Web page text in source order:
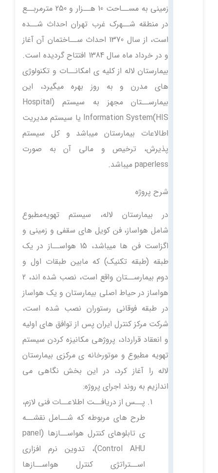
زمینی به مســاحت 10 هــزار و 250 مترمربــع
در منطقه شــهرک غرب تهران احداث شــده
است، از سال 1370 احداث ســاختمان آن آغاز
و در خرداد ماه سال 1384 افتتاح گردیده است.
بیمارستان لاله از کلیه ی امکانــات و تکنولوژی
های مدرن و به روز بهره میگیرد، این
بیمارســتان مجهز به سیستم (Hospital
Information System(HIS یا سیستم مدیریت
اطالاعات بیمارستان میباشد و کل سیستم
پذیرش، ترخیص و مالی آن به صورت
paperless میباشد.
شرح پروژه
در بیمارستان لاله، سیستم تهویه‌مطبوع
شامل هواساز، فن کویل های سقفی و زمینی و
اگزاست فن ها میباشد، 15 هواســاز در یک
طبقه (طبقه تکنیک) که مابین طبقات اول و
دوم بیمارســتان واقع است، نصب شده اند، 2
هواساز در حیاط اصلی بیمارستان و یک هواساز
در طبقه فوقانی رستوران نصب شده است،
شرکت مرکز کنترل ایران پس از توافق های اولیه
و انعقاد قرارداد، پروژهی مکانیزه کردن سیستم
تهویه مطبوع و موتورخانه ی مرکزی بیمارستان
لاله را آغاز کرد، در این بخش نگاهی می
اندازیم به روند اجرای پروژه:
پــس از دریافــت اطلاعــات فنی لازم،
طرح های مربوطه که شــامل نقشــه
ی تابلوهای کنترل هواســازها (panel
Control AHU)، تدوین نرم افزاری
اســتراتژی کنترل هواســازها